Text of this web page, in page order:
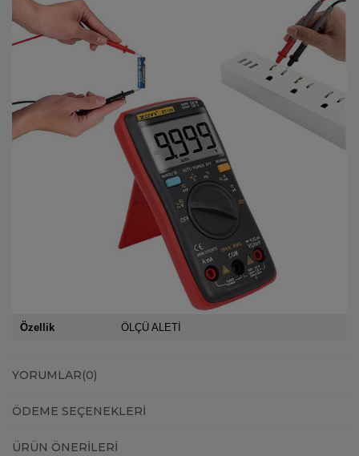
Özellik ÖLÇÜ ALETİ
YORUMLAR(0)
ÖDEME SEÇENEKLERI
ÜRÜN ÖNERILERI